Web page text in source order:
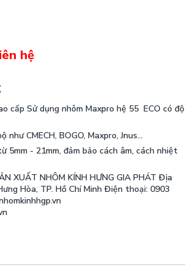
hệ
cấp Sử dụng nhôm Maxpro hệ 55 ECO có độ
như CMECH, BOGO, Maxpro, Jnus...
5mm - 21mm, đảm bảo cách âm, cách nhiệt
XUẤT NHÔM KÍNH HƯNG GIA PHÁT Địa
Hòa, TP. Hồ Chí Minh Điện thoại: 0903